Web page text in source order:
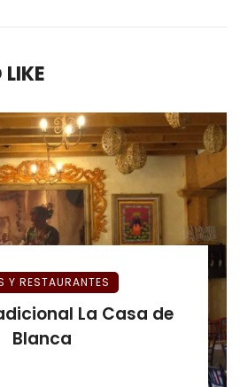
Y RESTAURANTES
La Casa de
Blanca